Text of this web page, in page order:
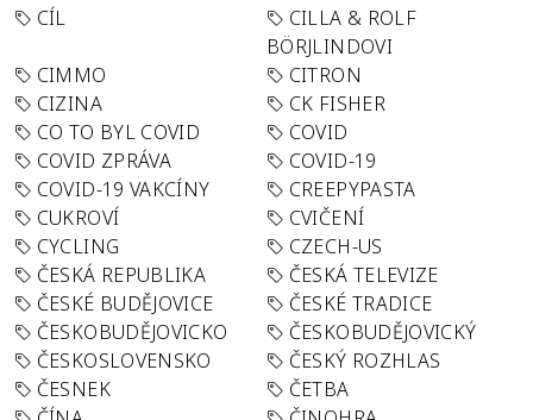
CÍL
CILLA & ROLF
BÖRJLINDOVI
CIMMO
CITRON
CIZINA
CK FISHER
CO TO BYL COVID
COVID
COVID ZPRÁVA
COVID-19
COVID-19 VAKCÍNY
CREEPYPASTA
CUKROVÍ
CVIČENÍ
CYCLING
CZECH-US
ČESKÁ REPUBLIKA
ČESKÁ TELEVIZE
ČESKÉ BUDĚJOVICE
ČESKÉ TRADICE
ČESKOBUDĚJOVICKO
ČESKOBUDĚJOVICKÝ
ČESKOSLOVENSKO
ČESKÝ ROZHLAS
ČESNEK
ČETBA